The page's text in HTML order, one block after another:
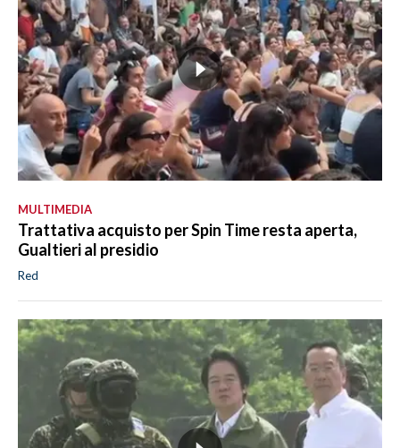
MULTIMEDIA
Trattativa acquisto per Spin Time resta aperta,
Gualtieri al presidio
Red